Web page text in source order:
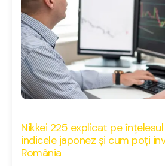
Nikkei 225 explicat pe
indicele japonez și cum poți
România